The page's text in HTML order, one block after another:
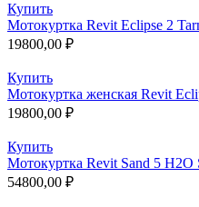
Купить
Мотокуртка Revit Eclipse 2
19800,00 ₽
Купить
Мотокуртка женская Revit
19800,00 ₽
Купить
Мотокуртка Revit Sand 5 H2O
54800,00 ₽